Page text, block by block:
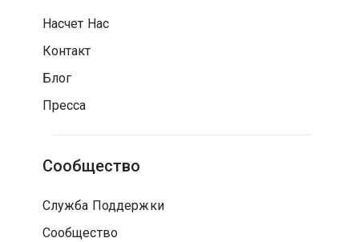
Насчет Нас
Контакт
Блог
Пресса
Сообщество
Служба Поддержки
Сообщество